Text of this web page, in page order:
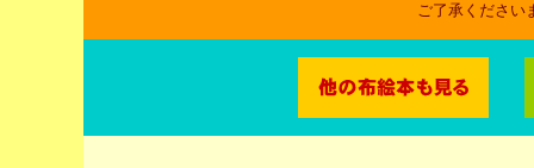
ご了承ください